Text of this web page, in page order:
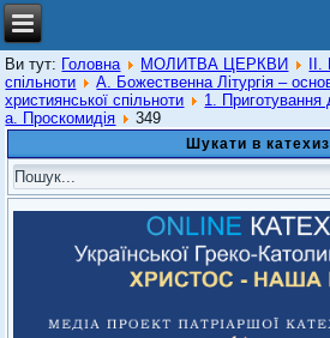
Ви тут: Головна МОЛИТВА ЦЕРКВИ
спільноти
А. Божественна Літургія –
християнської спільноти
1. Приготування
а. Проскомидія
349
Шукати в